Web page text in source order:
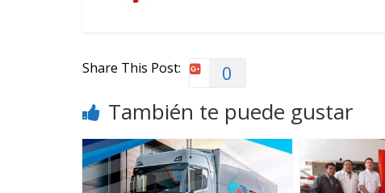
Share This Post: 0
También te puede gustar